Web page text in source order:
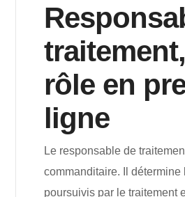
rôle en
ligne
Le responsable de
commanditaire. Il détermine
poursuivis par le traitement